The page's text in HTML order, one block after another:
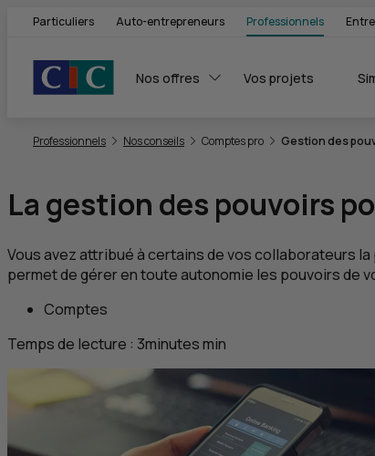
Particuliers Auto-entrepreneurs Professionnels
Nos offres Vos projets
Professionnels Nos conseils Comptes pro Gestion des
La gestion des pouvoirs
Vous avez attribué à certains de vos collaborateurs
permet de gérer en toute autonomie les pouvoirs de
Comptes
Temps de lecture : 3minutesmin